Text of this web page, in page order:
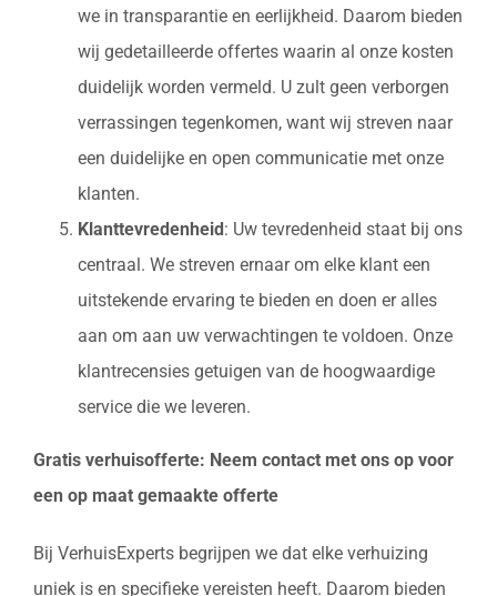
we in transparantie en eerlijkheid. Daarom bieden
wij gedetailleerde offertes waarin al onze kosten
duidelijk worden vermeld. U zult geen verborgen
verrassingen tegenkomen, want wij streven naar
een duidelijke en open communicatie met onze
klanten.
Klanttevredenheid : Uw tevredenheid staat bij ons
centraal. We streven ernaar om elke klant een
uitstekende ervaring te bieden en doen er alles
aan om aan uw verwachtingen te voldoen. Onze
klantrecensies getuigen van de hoogwaardige
service die we leveren.
Gratis verhuisofferte: Neem contact met ons op voor
een op maat gemaakte offerte
Bij VerhuisExperts begrijpen we dat elke verhuizing
uniek is en specifieke vereisten heeft. Daarom bieden